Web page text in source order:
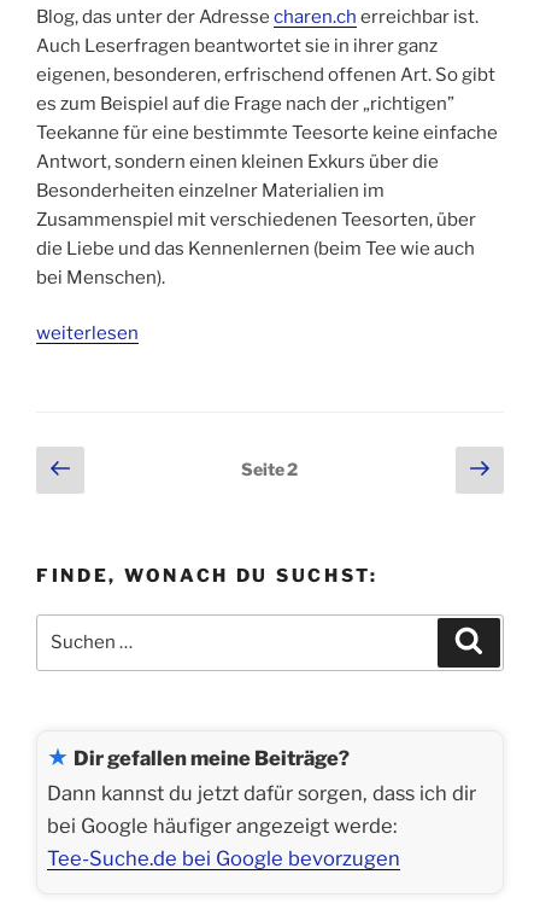
Blog, das unter der Adresse charen.ch erreichbar ist.
Auch Leserfragen beantwortet sie in ihrer ganz
eigenen, besonderen, erfrischend offenen Art. So gibt
es zum Beispiel auf die Frage nach der „richtigen”
Teekanne für eine bestimmte Teesorte keine einfache
Antwort, sondern einen kleinen Exkurs über die
Besonderheiten einzelner Materialien im
Zusammenspiel mit verschiedenen Teesorten, über
die Liebe und das Kennenlernen (beim Tee wie auch
bei Menschen).
„Menglin
Blätter
vom
weiterlesen
Seitennummerierung
der
Vorherige
Seite
Seite2
FINDE, WONACH DU SUCHST:
Suchen
★ Dir gefallen meine Beiträge?
Dann kannst du jetzt dafür sorgen, dass ich dir
bei Google häufiger angezeigt werde:
Tee-Suche.de bei Google bevorzugen